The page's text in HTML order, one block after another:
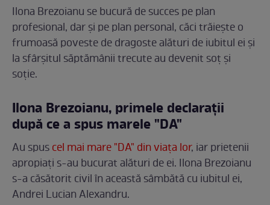
Ilona Brezoianu se bucură de succes pe plan
profesional, dar și pe plan personal, căci trăiește o
frumoasă poveste de dragoste alături de iubitul ei și
la sfârșitul săptămânii trecute au devenit soț și
soție.
Ilona Brezoianu, primele declarații
după ce a spus marele "DA"
Au spuscel mai mare "DA" din viața lor, iar prietenii
apropiați s-au bucurat alături de ei. Ilona Brezoianu
s-a căsătorit civil în această sâmbătă cu iubitul ei,
Andrei Lucian Alexandru.